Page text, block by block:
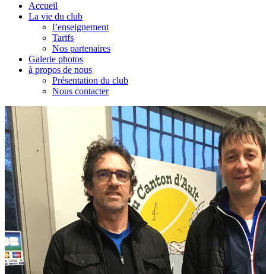
Accueil
La vie du club
l’enseignement
Tarifs
Nos partenaires
Galerie photos
à propos de nous
Présentation du club
Nous contacter